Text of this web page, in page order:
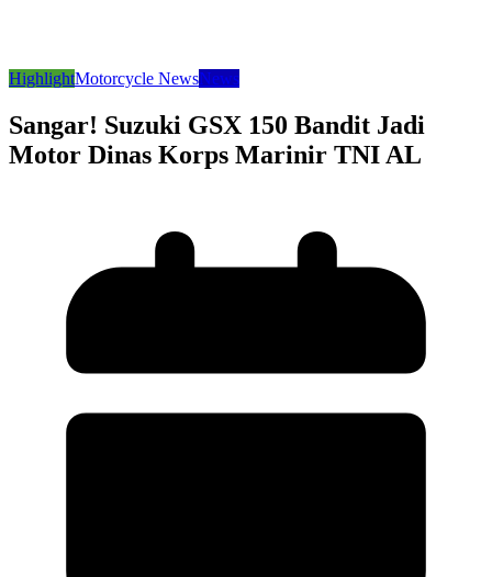
HighlightMotorcycle NewsNews
Sangar! Suzuki GSX 150 Bandit Jadi
Motor Dinas Korps Marinir TNI AL